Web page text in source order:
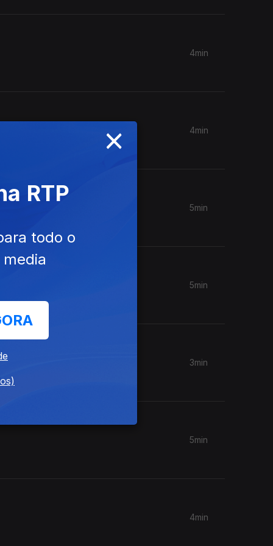
4min
4min
5min
5min
3min
5min
4min
×
RTP
todo o